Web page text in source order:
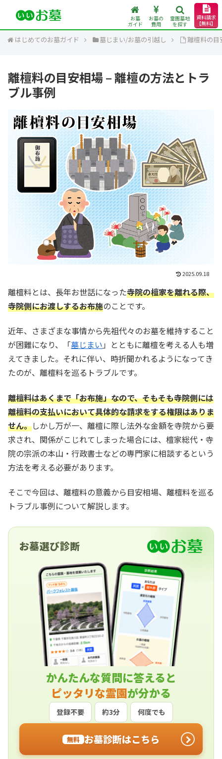
お墓
ガイド
お墓の
費用
霊園墓地
を探す
資料請求
【無料】
はじめてのお墓ガイド 墓じまい/お墓の引越し 離檀料の目
離檀料の目安相場 – 離檀の方法とトラ
ブル事例
2025.09.18
離檀料とは、長年お世話になった寺院の檀家を離れる際、
寺院側にお渡しするお布施のことです。
近年、さまざまな事情から先祖代々のお墓を維持すること
が困難になり、「墓じまい 」とともに離檀を考える人も増
えてきました。それに伴い、時折聞かれるようになってき
たのが、離檀料を巡るトラブルです。
離檀料はあくまで「お布施」なので、そもそも寺院側には
離檀料の支払いにおいて具体的な請求をする権限はありま
せん。しかし万が一、離檀に際し法外な金額を寺院から要
求され、関係がこじれてしまった場合には、檀家総代・寺
院の宗派の本山・行政書士などの専門家に相談するという
方法を考える必要があります。
そこで今回は、離檀料の意義から目安相場、離檀料を巡る
トラブル事例について解説します。
お墓選び診断
かんたんな質問に答えると
ピッタリな霊園が分かる
登録不要 約3分 何度でも
無料 お墓診断はこちら